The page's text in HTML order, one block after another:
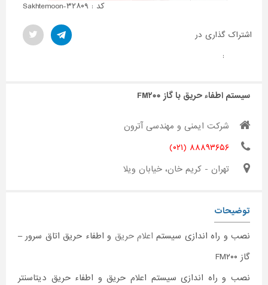
کد : Sakhtemoon-۳۲۸۰۹
اشتراک گذاری در
:
سیستم اطفاء حریق با گاز FM۲۰۰
شرکت ایمنی و مهندسی آترون
۸۸۸۹۳۶۵۶ (۰۲۱)
تهران - کریم خان، خیابان ویلا
توضیحات
نصب و راه اندازی سیستم اعلام حریق و اطفاء حریق اتاق سرور –
گاز FM۲۰۰
نصب و راه اندازی سیستم اعلام حریق و اطفاء حریق دیتاسنتر